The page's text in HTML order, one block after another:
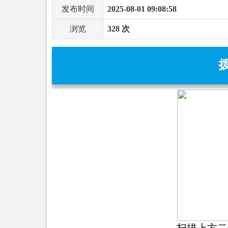
发布时间 2025-08-01 09:08:58
浏览 328 次